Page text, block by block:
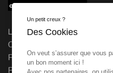
L'EXPERTISE POUR LA
CONCEPTION ET LA
RÉALISATION DE VOS
PROJETS
Un petit creux ?
Des Cookies
On veut s’assurer que vous
un bon moment ici !